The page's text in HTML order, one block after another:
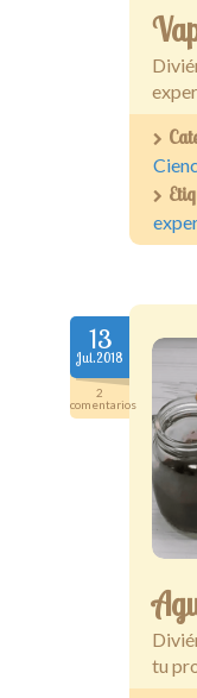
13
Jul.2018
2
comentarios
tu